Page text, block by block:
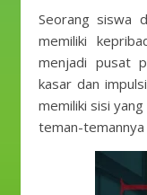
Seorang siswa
memiliki
menjadi pusat
kasar dan
memiliki sisi
teman-temannya